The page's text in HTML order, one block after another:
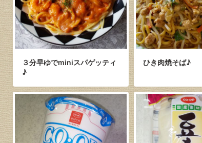
３分早ゆでminiスパゲッティ
♪
ひき肉焼そば♪